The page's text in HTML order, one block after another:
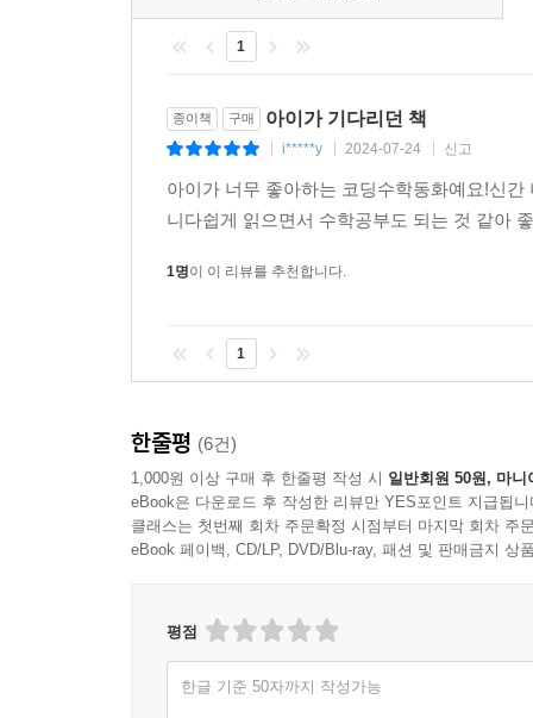
1
종이책 구매 아이가 기다리던 책
i*****y 2024-07-24 신고
아이가 너무 좋아하는 코딩수학동화예요!신
니다쉽게 읽으면서 수학공부도 되는 것 같아
1명이 이 리뷰를 추천합니다.
1
한줄평 (6건)
1,000원 이상 구매 후 한줄평 작성 시 일반회원 50원, 마니
eBook은 다운로드 후 작성한 리뷰만 YES포인트 지급됩니
클래스는 첫번째 회차 주문확정 시점부터 마지막 회차 주
eBook 페이백, CD/LP, DVD/Blu-ray, 패션 및 판매금지 상
평점
한글 기준 50자까지 작성가능